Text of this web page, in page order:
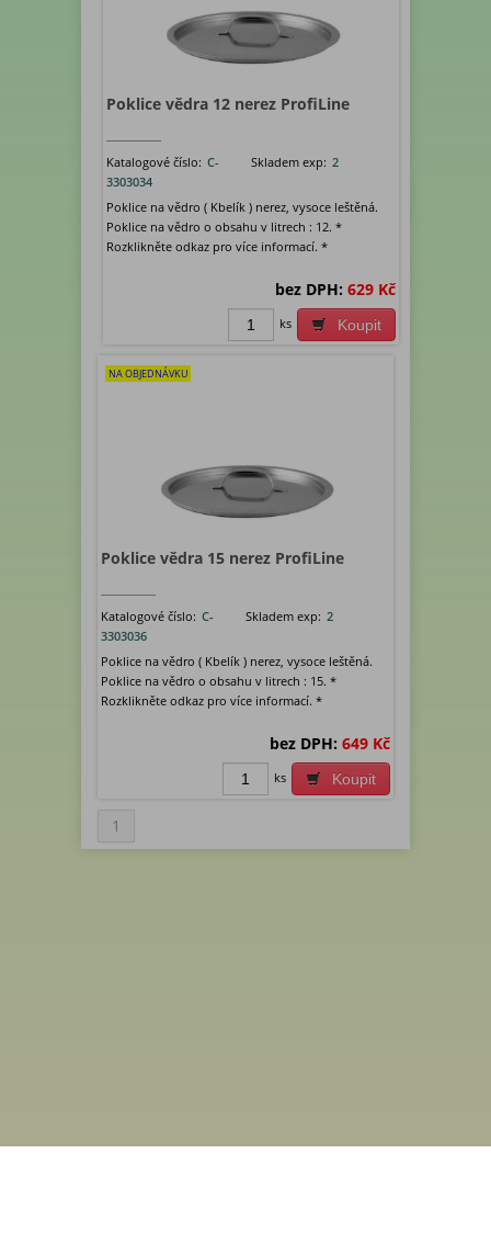
Poklice vědra 12 nerez ProfiLine
Katalogové číslo: C-
3303034
Skladem exp: 2
Poklice na vědro ( Kbelík ) nerez, vysoce leštěná.
Poklice na vědro o obsahu v litrech : 12. *
Rozklikněte odkaz pro více informací. *
bez DPH: 629 Kč
Koupit
ks
NA OBJEDNÁVKU
Poklice vědra 15 nerez ProfiLine
Katalogové číslo: C-
3303036
Skladem exp: 2
Poklice na vědro ( Kbelík ) nerez, vysoce leštěná.
Poklice na vědro o obsahu v litrech : 15. *
Rozklikněte odkaz pro více informací. *
bez DPH: 649 Kč
Koupit
ks
1